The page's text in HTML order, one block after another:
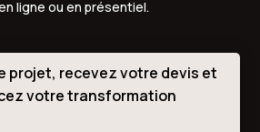
ligne ou en présentiel.
projet, recevez votre devis et
votre transformation